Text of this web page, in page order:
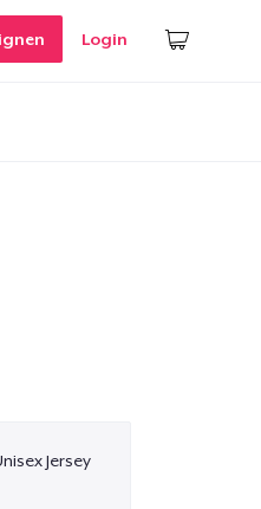
Login
Jersey